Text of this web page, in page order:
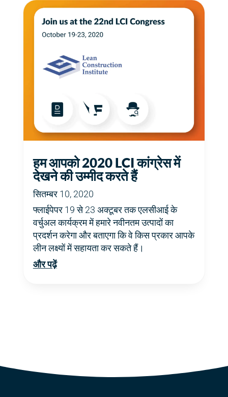
हम आपको 2020 LCI कांग्रेस में
देखने की उम्मीद करते हैं
सितम्बर 10, 2020
फ्लाईपेपर 19 से 23 अक्टूबर तक एलसीआई के
वर्चुअल कार्यक्रम में हमारे नवीनतम उत्पादों का
प्रदर्शन करेगा और बताएगा कि वे किस प्रकार आपके
लीन लक्ष्यों में सहायता कर सकते हैं।
और पढ़ें